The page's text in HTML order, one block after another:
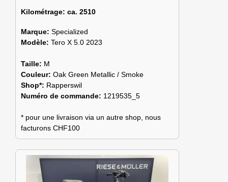
Kilométrage: ca. 2510
Marque: Specialized
Modèle: Tero X 5.0 2023
Taille: M
Couleur: Oak Green Metallic / Smoke
Shop*: Rapperswil
Numéro de commande: 1219535_5
* pour une livraison via un autre shop, nous
facturons CHF100